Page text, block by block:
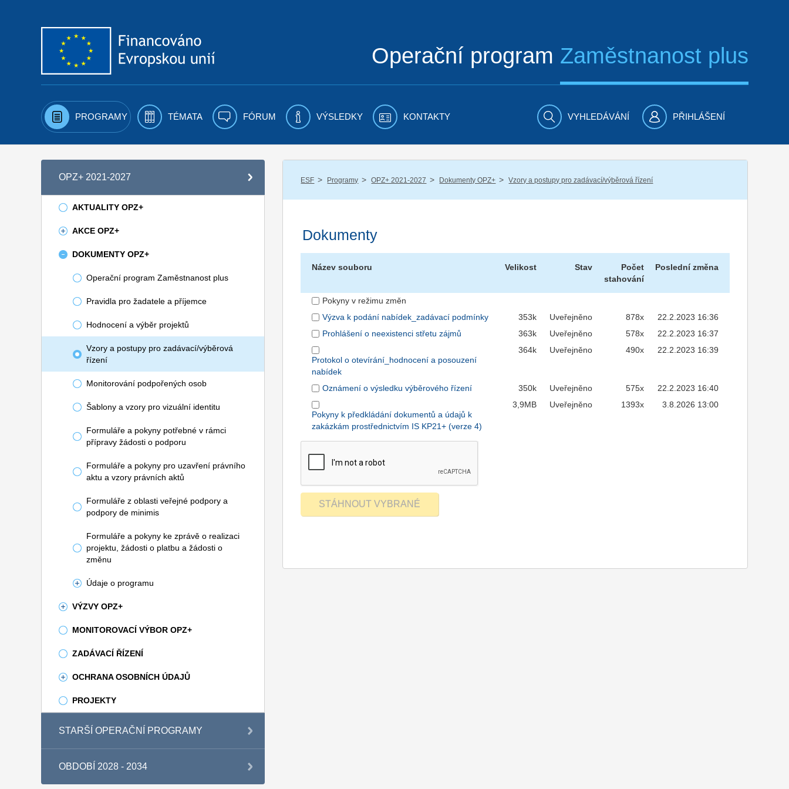
Operační program Zaměstnanost plus
PROGRAMY TÉMATA FÓRUM VÝSLEDKY KONTAKTY VYHLEDÁVÁNÍ PŘIHLÁŠENÍ
OPZ+ 2021-2027
AKTUALITY OPZ+
AKCE OPZ+
DOKUMENTY OPZ+
Operační program Zaměstnanost plus
Pravidla pro žadatele a příjemce
Hodnocení a výběr projektů
Vzory a postupy pro zadávací/výběrová
řízení
Monitorování podpořených osob
Šablony a vzory pro vizuální identitu
Formuláře a pokyny potřebné v rámci
přípravy žádosti o podporu
Formuláře a pokyny pro uzavření právního
aktu a vzory právních aktů
Formuláře z oblasti veřejné podpory a
podpory de minimis
Formuláře a pokyny ke zprávě o realizaci
projektu, žádosti o platbu a žádosti o
změnu
Údaje o programu
VÝZVY OPZ+
MONITOROVACÍ VÝBOR OPZ+
ZADÁVACÍ ŘÍZENÍ
OCHRANA OSOBNÍCH ÚDAJŮ
PROJEKTY
STARŠÍ OPERAČNÍ PROGRAMY
OBDOBÍ 2028 - 2034
ESF / Programy / OPZ+ 2021-2027 / Dokumenty OPZ+ / Vzory a postupy pro zadávací/výběrová řízení
Dokumenty
Název souboru Velikost Stav
Počet
stahování
Poslední změna
Pokyny v režimu změn
Výzva k podání nabídek_zadávací podmínky
353k Uveřejněno 878x
22.2.2023 16:36
Prohlášení o neexistenci střetu zájmů
363k Uveřejněno 578x 22.2.2023 16:37
Protokol o otevírání_hodnocení a posouzení
nabídek
364k Uveřejněno 490x 22.2.2023 16:39
Oznámení o výsledku výběrového řízení 350k Uveřejněno 575x 22.2.2023 16:40
Pokyny k předkládání dokumentů a údajů k
zakázkám prostřednictvím IS KP21+ (verze 4)
3,9MB Uveřejněno 1393x 3.8.2026 13:00